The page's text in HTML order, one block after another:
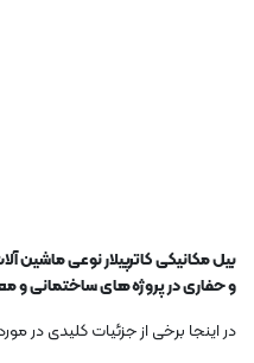
بیل مکانیکی کاترپیلار نوعی ماشین
و حفاری در پروژه های ساختمانی و
در اینجا برخی از جزئیات کلیدی در